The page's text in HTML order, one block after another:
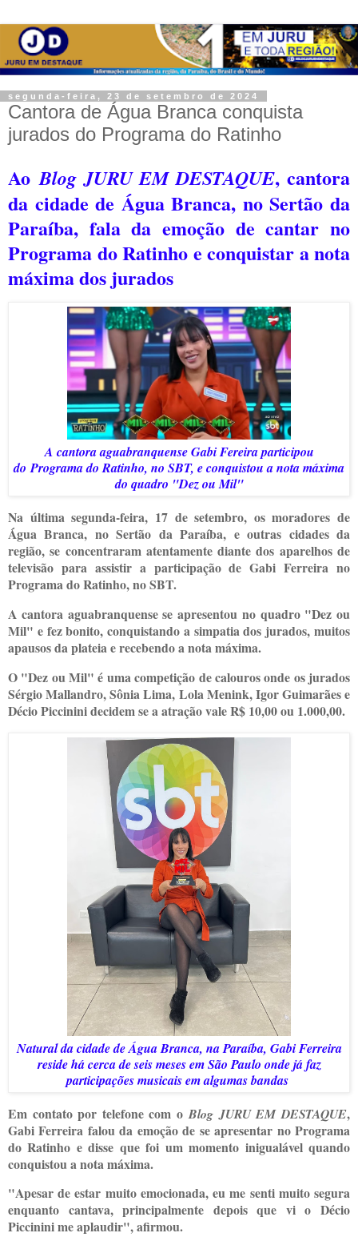
segunda-feira, 23 de setembro de 2024
Cantora de Água Branca conquista
jurados do Programa do Ratinho
AoBlog JURU EM DESTAQUE, cantora
da cidade de Água Branca, no Sertão da
Paraíba, fala da emoção de cantar no
Programa do Ratinho e conquistar a nota
máxima dos jurados
A cantora aguabranquense Gabi Fereira participou
doPrograma do Ratinho, no SBT, e conquistou a nota máxima
do quadro "Dez ou Mil"
Na última segunda-feira, 17 de setembro, os moradores de
Água Branca, no Sertão da Paraíba, e outras cidades da
região, se concentraram atentamente diante dos aparelhos de
televisão para assistir a participação de Gabi Ferreira no
Programa do Ratinho, no SBT.
A cantora aguabranquense se apresentou no quadro "Dez ou
Mil" e fez bonito, conquistando a simpatia dos jurados, muitos
apausos da plateia e recebendo a nota máxima.
O "Dez ou Mil" é uma competição de calouros onde os jurados
Sérgio Mallandro, Sônia Lima, Lola Menink, Igor Guimarães e
Décio Piccinini decidem se a atração vale R$ 10,00 ou 1.000,00.
Natural da cidade de Água Branca, na Paraíba, Gabi Ferreira
reside há cerca de seis meses em São Paulo onde já faz
participações musicais em algumas bandas
Em contato por telefone com oBlog JURU EM DESTAQUE,
Gabi Ferreira falou da emoção de se apresentar no Programa
do Ratinho e disse que foi um momento inigualável quando
conquistou a nota máxima.
"Apesar de estar muito emocionada, eu me senti muito segura
enquanto cantava, principalmente depois que vi o Décio
Piccinini me aplaudir", afirmou.